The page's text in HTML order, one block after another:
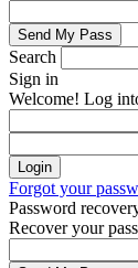
Search
Sign in
Welcome! Log
Forgot your
Password
Recover your